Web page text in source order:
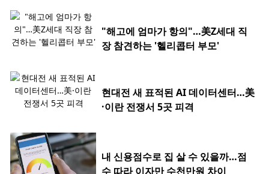
"해고에 엄마가 항의"…美Z세대 직
장 참견하는 '헬리콥터 부모'
현대전 새 표적된 AI 데이터센터…美
·이란 전쟁서 5곳 피격
내 신용점수로 집 살 수 있을까…점
수 따라 이자만 수천만원 차이